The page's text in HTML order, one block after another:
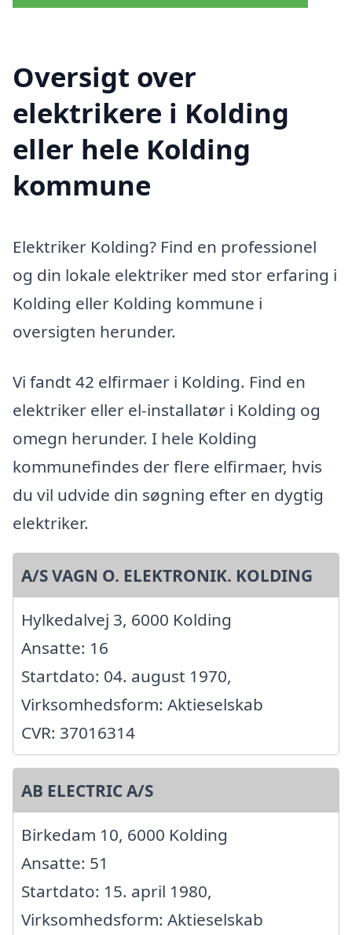
Oversigt over
elektrikere i Kolding
eller hele Kolding
kommune
Elektriker Kolding? Find en professionel
og din lokale elektriker med stor erfaring i
Kolding eller Kolding kommune i
oversigten herunder.
Vi fandt 42 elfirmaer i Kolding. Find en
elektriker eller el-installatør i Kolding og
omegn herunder. I hele Kolding
kommunefindes der flere elfirmaer, hvis
du vil udvide din søgning efter en dygtig
elektriker.
A/S VAGN O. ELEKTRONIK. KOLDING
Hylkedalvej 3, 6000 Kolding
Ansatte: 16
Startdato: 04. august 1970,
Virksomhedsform: Aktieselskab
CVR: 37016314
AB ELECTRIC A/S
Birkedam 10, 6000 Kolding
Ansatte: 51
Startdato: 15. april 1980,
Virksomhedsform: Aktieselskab